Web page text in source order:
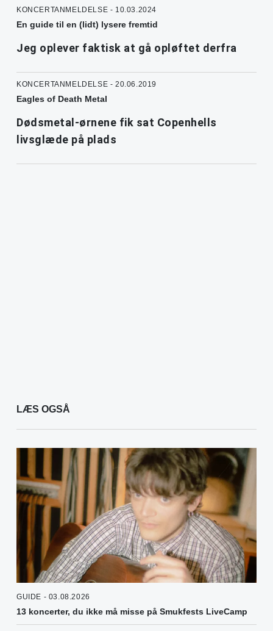
KONCERTANMELDELSE - 10.03.2024
En guide til en (lidt) lysere fremtid
Jeg oplever faktisk at gå opløftet derfra
KONCERTANMELDELSE - 20.06.2019
Eagles of Death Metal
Dødsmetal-ørnene fik sat Copenhells
livsglæde på plads
LÆS OGSÅ
GUIDE - 03.08.2026
13 koncerter, du ikke må misse på Smukfests LiveCamp